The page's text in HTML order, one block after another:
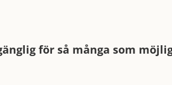
för så många som